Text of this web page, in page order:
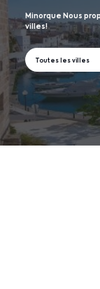
Minorque Nous
villes!
Toutes les villes